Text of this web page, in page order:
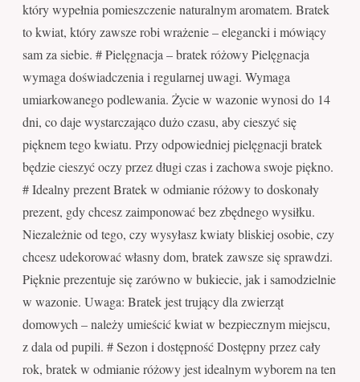
który wypełnia pomieszczenie naturalnym aromatem. Bratek
to kwiat, który zawsze robi wrażenie – elegancki i mówiący
sam za siebie. # Pielęgnacja – bratek różowy Pielęgnacja
wymaga doświadczenia i regularnej uwagi. Wymaga
umiarkowanego podlewania. Życie w wazonie wynosi do 14
dni, co daje wystarczająco dużo czasu, aby cieszyć się
pięknem tego kwiatu. Przy odpowiedniej pielęgnacji bratek
będzie cieszyć oczy przez długi czas i zachowa swoje piękno.
# Idealny prezent Bratek w odmianie różowy to doskonały
prezent, gdy chcesz zaimponować bez zbędnego wysiłku.
Niezależnie od tego, czy wysyłasz kwiaty bliskiej osobie, czy
chcesz udekorować własny dom, bratek zawsze się sprawdzi.
Pięknie prezentuje się zarówno w bukiecie, jak i samodzielnie
w wazonie. Uwaga: Bratek jest trujący dla zwierząt
domowych – należy umieścić kwiat w bezpiecznym miejscu,
z dala od pupili. # Sezon i dostępność Dostępny przez cały
rok, bratek w odmianie różowy jest idealnym wyborem na ten